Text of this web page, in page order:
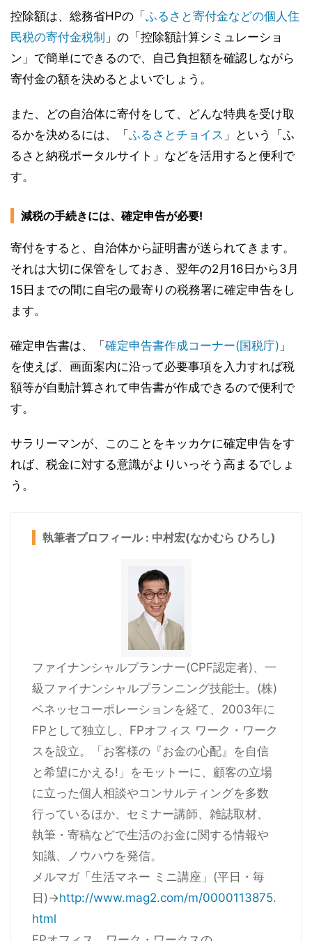
控除額は、総務省HPの「 ふるさと寄付金などの個人住
民税の寄付金税制 」の「控除額計算シミュレーショ
ン」で簡単にできるので、自己負担額を確認しながら
寄付金の額を決めるとよいでしょう。
また、どの自治体に寄付をして、どんな特典を受け取
るかを決めるには、「 ふるさとチョイス 」という「ふ
るさと納税ポータルサイト」などを活用すると便利で
す。
減税の手続きには、確定申告が必要!
寄付をすると、自治体から証明書が送られてきます。
それは大切に保管をしておき、翌年の2月16日から3月
15日までの間に自宅の最寄りの税務署に確定申告をし
ます。
確定申告書は、「 確定申告書作成コーナー(国税庁) 」
を使えば、画面案内に沿って必要事項を入力すれば税
額等が自動計算されて申告書が作成できるので便利で
す。
サラリーマンが、このことをキッカケに確定申告をす
れば、税金に対する意識がよりいっそう高まるでしょ
う。
執筆者プロフィール : 中村宏(なかむら ひろし)
ファイナンシャルプランナー(CPF認定者)、一
級ファイナンシャルプランニング技能士。(株)
ベネッセコーポレーションを経て、2003年に
FPとして独立し、FPオフィス ワーク・ワーク
スを設立。「お客様の『お金の心配』を自信
と希望にかえる!」をモットーに、顧客の立場
に立った個人相談やコンサルティングを多数
行っているほか、セミナー講師、雑誌取材、
執筆・寄稿などで生活のお金に関する情報や
知識、ノウハウを発信。
メルマガ「生活マネー ミニ講座」(平日・毎
日)→http://www.mag2.com/m/0000113875.
html